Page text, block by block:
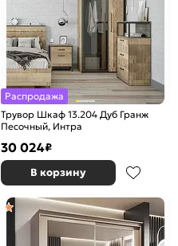
Распродажа
Трувор Шкаф 13.204 Дуб Гранж
Песочный, Интра
30 024₽
В корзину